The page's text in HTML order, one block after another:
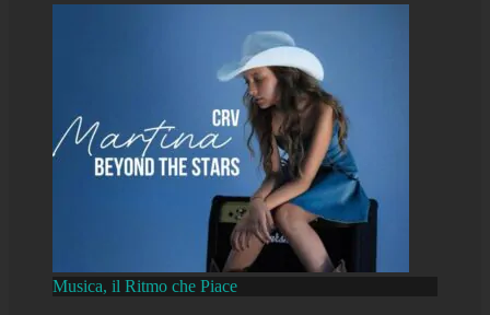
Musica, il Ritmo che Piace